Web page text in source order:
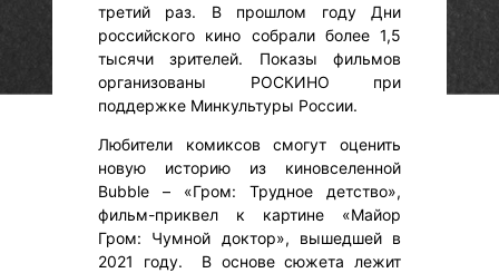
третий раз. В прошлом году Дни
российского кино собрали более 1,5
тысячи зрителей. Показы фильмов
организованы РОСКИНО при
поддержке Минкультуры России.
Любители комиксов смогут оценить
новую историю из киновселенной
Bubble – «Гром: Трудное детство»,
фильм-приквел к картине «Майор
Гром: Чумной доктор», вышедшей в
2021 году. В основе сюжета лежит